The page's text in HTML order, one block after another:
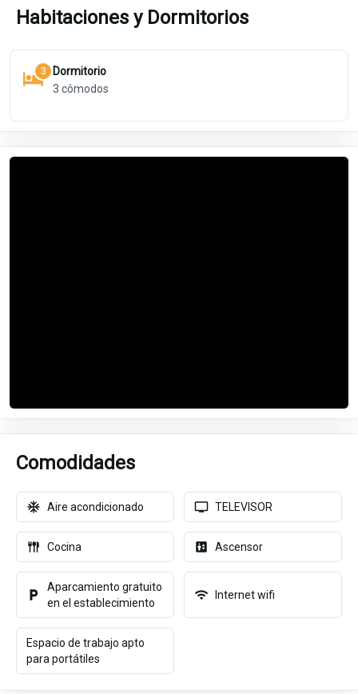
Habitaciones y Dormitorios
3
Dormitorio
3 cômodos
Comodidades
Aire acondicionado TELEVISOR
Cocina Ascensor
Aparcamiento gratuito
en el establecimiento
Internet wifi
Espacio de trabajo apto
para portátiles